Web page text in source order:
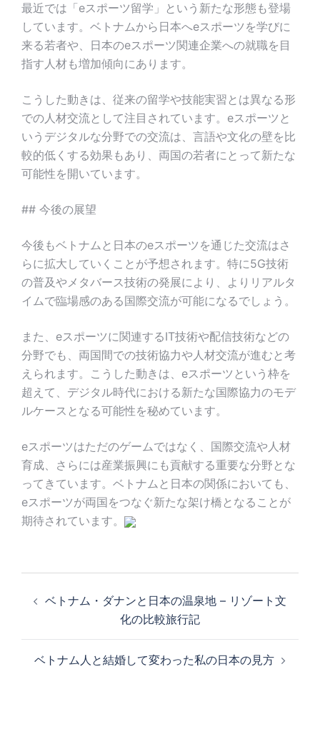
最近では「eスポーツ留学」という新たな形態も登場
しています。ベトナムから日本へeスポーツを学びに
来る若者や、日本のeスポーツ関連企業への就職を目
指す人材も増加傾向にあります。
こうした動きは、従来の留学や技能実習とは異なる形
での人材交流として注目されています。eスポーツと
いうデジタルな分野での交流は、言語や文化の壁を比
較的低くする効果もあり、両国の若者にとって新たな
可能性を開いています。
## 今後の展望
今後もベトナムと日本のeスポーツを通じた交流はさ
らに拡大していくことが予想されます。特に5G技術
の普及やメタバース技術の発展により、よりリアルタ
イムで臨場感のある国際交流が可能になるでしょう。
また、eスポーツに関連するIT技術や配信技術などの
分野でも、両国間での技術協力や人材交流が進むと考
えられます。こうした動きは、eスポーツという枠を
超えて、デジタル時代における新たな国際協力のモデ
ルケースとなる可能性を秘めています。
eスポーツはただのゲームではなく、国際交流や人材
育成、さらには産業振興にも貢献する重要な分野とな
ってきています。ベトナムと日本の関係においても、
eスポーツが両国をつなぐ新たな架け橋となることが
期待されています。
稿
ビ
ゲ
ベトナム・ダナンと日本の温泉地 – リゾート文
化の比較旅行記
ベトナム人と結婚して変わった私の日本の見方